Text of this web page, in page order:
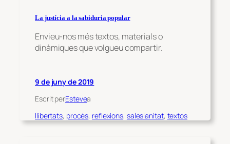
La justícia a la sabiduria popular
Envieu-nos més textos, materials o
dinàmiques que volgueu compartir.
9 de juny de 2019
Escrit perEstevea
llibertats, procés, reflexions, salesianitat, textos